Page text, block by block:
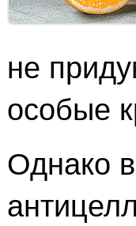
не
особые
Однако